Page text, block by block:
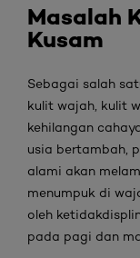
Masalah
Kusam
Sebagai salah
kulit wajah, kulit
kehilangan
usia bertambah,
alami akan
menumpuk di
oleh
pada pagi dan